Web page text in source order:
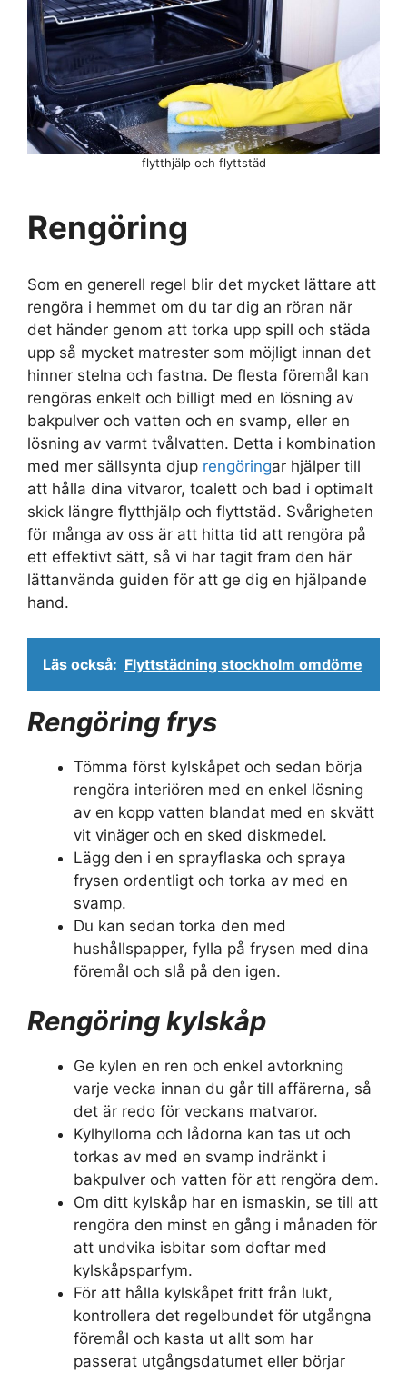
flytthjälp och flyttstäd
Rengöring
Som en generell regel blir det mycket lättare att
rengöra i hemmet om du tar dig an röran när
det händer genom att torka upp spill och städa
upp så mycket matrester som möjligt innan det
hinner stelna och fastna. De flesta föremål kan
rengöras enkelt och billigt med en lösning av
bakpulver och vatten och en svamp, eller en
lösning av varmt tvålvatten. Detta i kombination
med mer sällsynta djup rengöringar hjälper till
att hålla dina vitvaror, toalett och bad i optimalt
skick längre flytthjälp och flyttstäd. Svårigheten
för många av oss är att hitta tid att rengöra på
ett effektivt sätt, så vi har tagit fram den här
lättanvända guiden för att ge dig en hjälpande
hand.
Läs också: Flyttstädning stockholm omdöme
Rengöring frys
Tömma först kylskåpet och sedan börja
rengöra interiören med en enkel lösning
av en kopp vatten blandat med en skvätt
vit vinäger och en sked diskmedel.
Lägg den i en sprayflaska och spraya
frysen ordentligt och torka av med en
svamp.
Du kan sedan torka den med
hushållspapper, fylla på frysen med dina
föremål och slå på den igen.
Rengöring kylskåp
Ge kylen en ren och enkel avtorkning
varje vecka innan du går till affärerna, så
det är redo för veckans matvaror.
Kylhyllorna och lådorna kan tas ut och
torkas av med en svamp indränkt i
bakpulver och vatten för att rengöra dem.
Om ditt kylskåp har en ismaskin, se till att
rengöra den minst en gång i månaden för
att undvika isbitar som doftar med
kylskåpsparfym.
För att hålla kylskåpet fritt från lukt,
kontrollera det regelbundet för utgångna
föremål och kasta ut allt som har
passerat utgångsdatumet eller börjar